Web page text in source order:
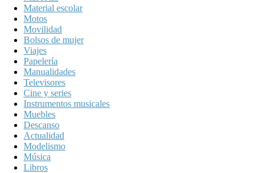
Material escolar
Motos
Movilidad
Bolsos de mujer
Viajes
Papelería
Manualidades
Televisores
Cine y series
Instrumentos musicales
Muebles
Descanso
Actualidad
Modelismo
Música
Libros